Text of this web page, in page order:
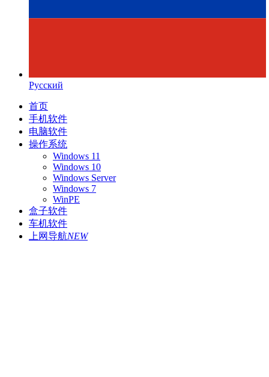
Русский
首页
手机软件
电脑软件
操作系统
Windows 11
Windows 10
Windows Server
Windows 7
WinPE
盒子软件
车机软件
上网导航NEW